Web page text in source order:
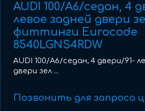
AUDI 100/A6/седан, 4
левое задней двери
фиттинги Eurocode
8540LGNS4RDW
AUDI 100/A6/седан, 4 двери/91-
двери зел ...
Позвонить для запроса